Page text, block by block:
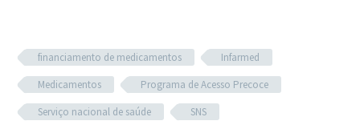
financiamento de medicamentos
Infarmed
Medicamentos
Programa de Acesso Precoce
Serviço nacional de saúde
SNS